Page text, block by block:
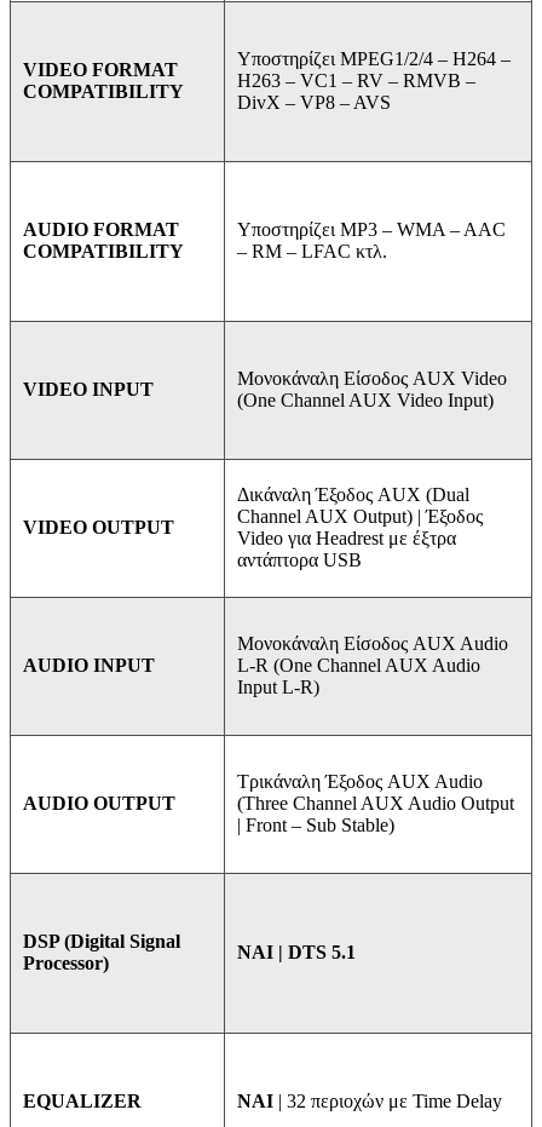
VIDEO FORMAT
COMPATIBILITY
Υποστηρίζει MPEG1/2/4 – H264 –
H263 – VC1 – RV – RMVB –
DivX – VP8 – AVS
AUDIO FORMAT
COMPATIBILITY
Υποστηρίζει MP3 – WMA – AAC
– RM – LFAC κτλ.
VIDEO INPUT
Μονοκάναλη Είσοδος AUX Video
(One Channel AUX Video Input)
VIDEO OUTPUT
Δικάναλη Έξοδος AUX (Dual
Channel AUX Output) | Έξοδος
Video για Headrest με έξτρα
αντάπτορα USB
AUDIO INPUT
Μονοκάναλη Είσοδος AUX Audio
L-R (One Channel AUX Audio
Input L-R)
AUDIO OUTPUT
Τρικάναλη Έξοδος AUX Audio
(Three Channel AUX Audio Output
| Front – Sub Stable)
DSP (Digital Signal
Processor)
ΝΑΙ | DTS 5.1
EQUALIZER NAI | 32 περιοχών με Time Delay